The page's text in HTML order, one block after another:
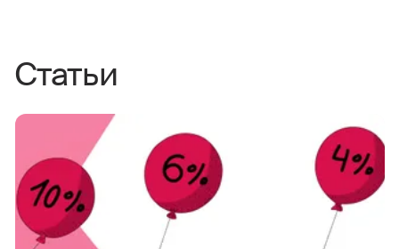
(для звонков с городского телефона по
через чат в
по почте
ekc@rgs.ru
Статьи